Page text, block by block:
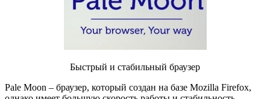
Быстрый и стабильный браузер
Pale Moon – браузер, который создан на базе Mozilla Firefox,